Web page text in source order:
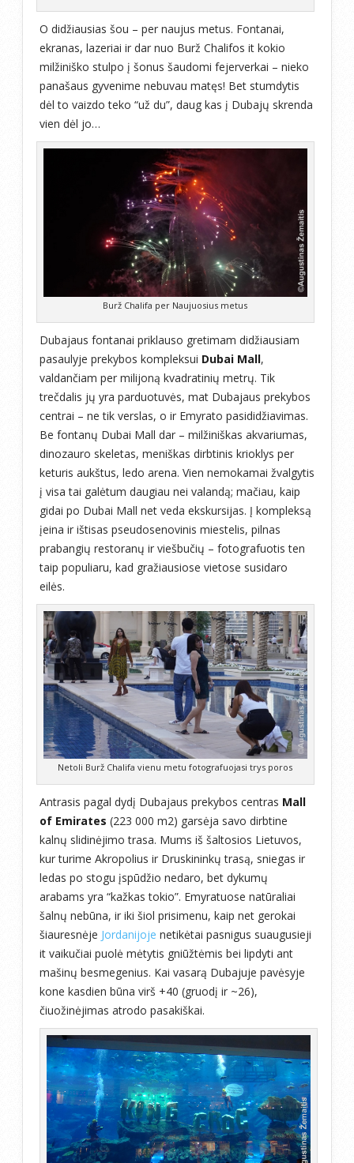
O didžiausias šou – per naujus metus. Fontanai,
ekranas, lazeriai ir dar nuo Burž Chalifos it kokio
milžiniško stulpo į šonus šaudomi fejerverkai – nieko
panašaus gyvenime nebuvau matęs! Bet stumdytis
dėl to vaizdo teko “už du”, daug kas į Dubajų skrenda
vien dėl jo…
Burž Chalifa per Naujuosius metus
Dubajaus fontanai priklauso gretimam didžiausiam
pasaulyje prekybos kompleksui Dubai Mall,
valdančiam per milijoną kvadratinių metrų. Tik
trečdalis jų yra parduotuvės, mat Dubajaus prekybos
centrai – ne tik verslas, o ir Emyrato pasididžiavimas.
Be fontanų Dubai Mall dar – milžiniškas akvariumas,
dinozauro skeletas, meniškas dirbtinis krioklys per
keturis aukštus, ledo arena. Vien nemokamai žvalgytis
į visa tai galėtum daugiau nei valandą; mačiau, kaip
gidai po Dubai Mall net veda ekskursijas. Į kompleksą
įeina ir ištisas pseudosenovinis miestelis, pilnas
prabangių restoranų ir viešbučių – fotografuotis ten
taip populiaru, kad gražiausiose vietose susidaro
eilės.
Netoli Burž Chalifa vienu metu fotografuojasi trys poros
Antrasis pagal dydį Dubajaus prekybos centras Mall
of Emirates (223 000 m2) garsėja savo dirbtine
kalnų slidinėjimo trasa. Mums iš šaltosios Lietuvos,
kur turime Akropolius ir Druskininkų trasą, sniegas ir
ledas po stogu įspūdžio nedaro, bet dykumų
arabams yra “kažkas tokio”. Emyratuose natūraliai
šalnų nebūna, ir iki šiol prisimenu, kaip net gerokai
šiauresnėje Jordanijoje netikėtai pasnigus suaugusieji
it vaikučiai puolė mėtytis gniūžtėmis bei lipdyti ant
mašinų besmegenius. Kai vasarą Dubajuje pavėsyje
kone kasdien būna virš +40 (gruodį ir ~26),
čiuožinėjimas atrodo pasakiškai.